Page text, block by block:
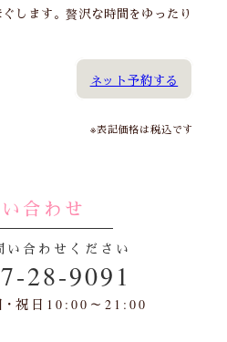
します。贅沢な時間をゆったり
ネット予約する
※表記価格は税込です
合わせ
い合わせください
28-9091
･祝日10:00～21:00